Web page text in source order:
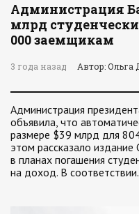
Администрация
млрд
000 заемщикам
3 года назад Автор: Ольга
Администрация
объявила, что
размере $39 млрд для
этом рассказало издание
в планах погашения
на доход. В